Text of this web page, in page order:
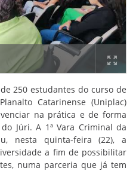
250 estudantes do curso de
Catarinense (Uniplac)
na prática e de forma
Júri. A 1ª Vara Criminal da
nesta quinta-feira (22), a
a fim de possibilitar
numa parceria que já tem